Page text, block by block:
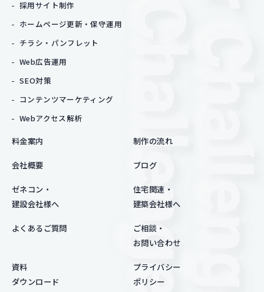
採用サイト制作
ホームページ更新・保守運用
チラシ・パンフレット
Web広告運用
SEO対策
コンテンツマーケティング
Webアクセス解析
料金案内 制作の流れ
会社概要 ブログ
ゼネコン・
建設会社様へ
住宅関連・
建築会社様へ
よくあるご質問
ご相談・
お問い合わせ
資料
ダウンロード
プライバシー
ポリシー